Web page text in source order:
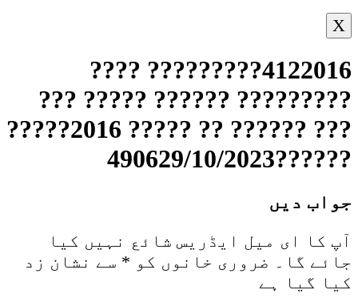
X
4122016????????? ????
????????? ?????? ????? ???
??? ?????? ?? ????? 2016?????
??????490629/10/2023
جواب دیں
آپ کا ای میل ایڈریس شائع نہیں کیا
جائے گا۔
ضروری خانوں کو * سے نشان زد
کیا گیا ہے